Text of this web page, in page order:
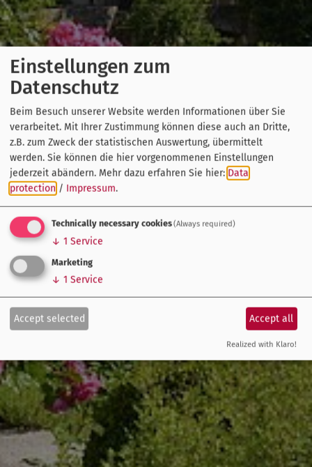
Einstellungen zum
Datenschutz
Beim Besuch unserer Website werden Informationen über Sie
verarbeitet. Mit Ihrer Zustimmung können diese auch an Dritte,
z.B. zum Zweck der statistischen Auswertung, übermittelt
werden. Sie können die hier vorgenommenen Einstellungen
jederzeit abändern. Mehr dazu erfahren Sie hier: Data
protection / Impressum.
Technically necessary cookies(Always required)
↓ 1 Service
Marketing
↓ 1 Service
Accept selected Accept all
Realized with Klaro!